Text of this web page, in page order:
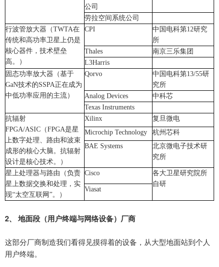
公司
劳拉空间系统公司
行波管放大器 （TWTA在
传统和高功率卫星上仍是
核心器件，技术壁垒
高。）
CPI 中国电科第12研究
所
Thales
南京三乐集团
L3Harris
固态功率放大器 （基于
GaN技术的SSPA正在成为
中低功率应用的主流）
Qorvo 中国电科第13/55研
究所
Analog Devices
中科芯
Texas Instruments
抗辐射
FPGA/ASIC （FPGA是星
上数字处理、路由和波束
成形的核心大脑。抗辐射
设计是核心技术。）
Xilinx
复旦微电
Microchip Technology
杭州芯科
BAE Systems
北京微电子技术研
究所
星上处理器与路由 （负责
星上数据交换和处理，实
现“太空互联网”。）
Cisco
各大卫星研究院所
自研
Viasat
2、 地面段（用户终端与网络设备）厂商
这部分厂商制造我们看得见摸得着的设备，从大型地面站到个人
用户终端。